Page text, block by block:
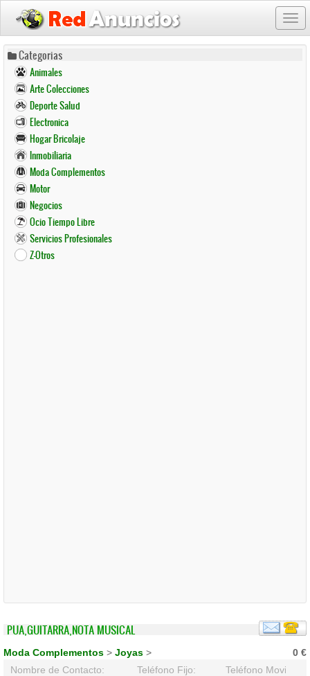
Pasar
contenido
principal
Categorias
Animales
Arte Colecciones
Deporte Salud
Electronica
Hogar Bricolaje
Inmobiliaria
Moda Complementos
Motor
Negocios
Ocio Tiempo Libre
Servicios Profesionales
Z-Otros
PUA,GUITARRA,NOTA MUSICAL
0 €
Moda Complementos > Joyas >
Nombre de Contacto:
Teléfono Fijo:
Teléfono Movil: